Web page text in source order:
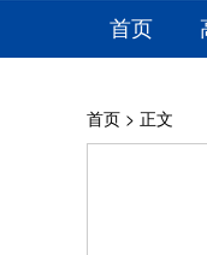
首页
首页 > 正文